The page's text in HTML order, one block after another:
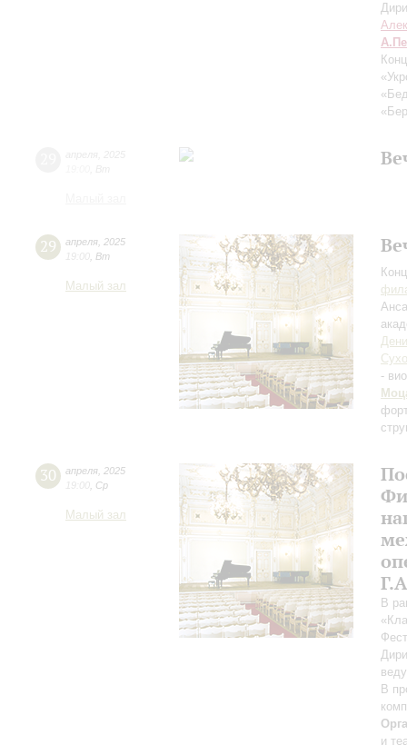
29 апреля 2025
19:00 Вт
Малый зал
-
30 апреля 2025
19:00 Ср
Малый зал
В
В
и